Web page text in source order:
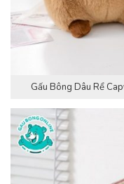
Gấu Bông Dâu Rể